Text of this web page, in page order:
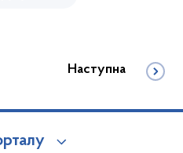
Наступна